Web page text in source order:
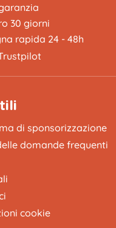
30 giorni
rapida 24 - 48h
di sponsorizzazione
domande frequenti
cookie